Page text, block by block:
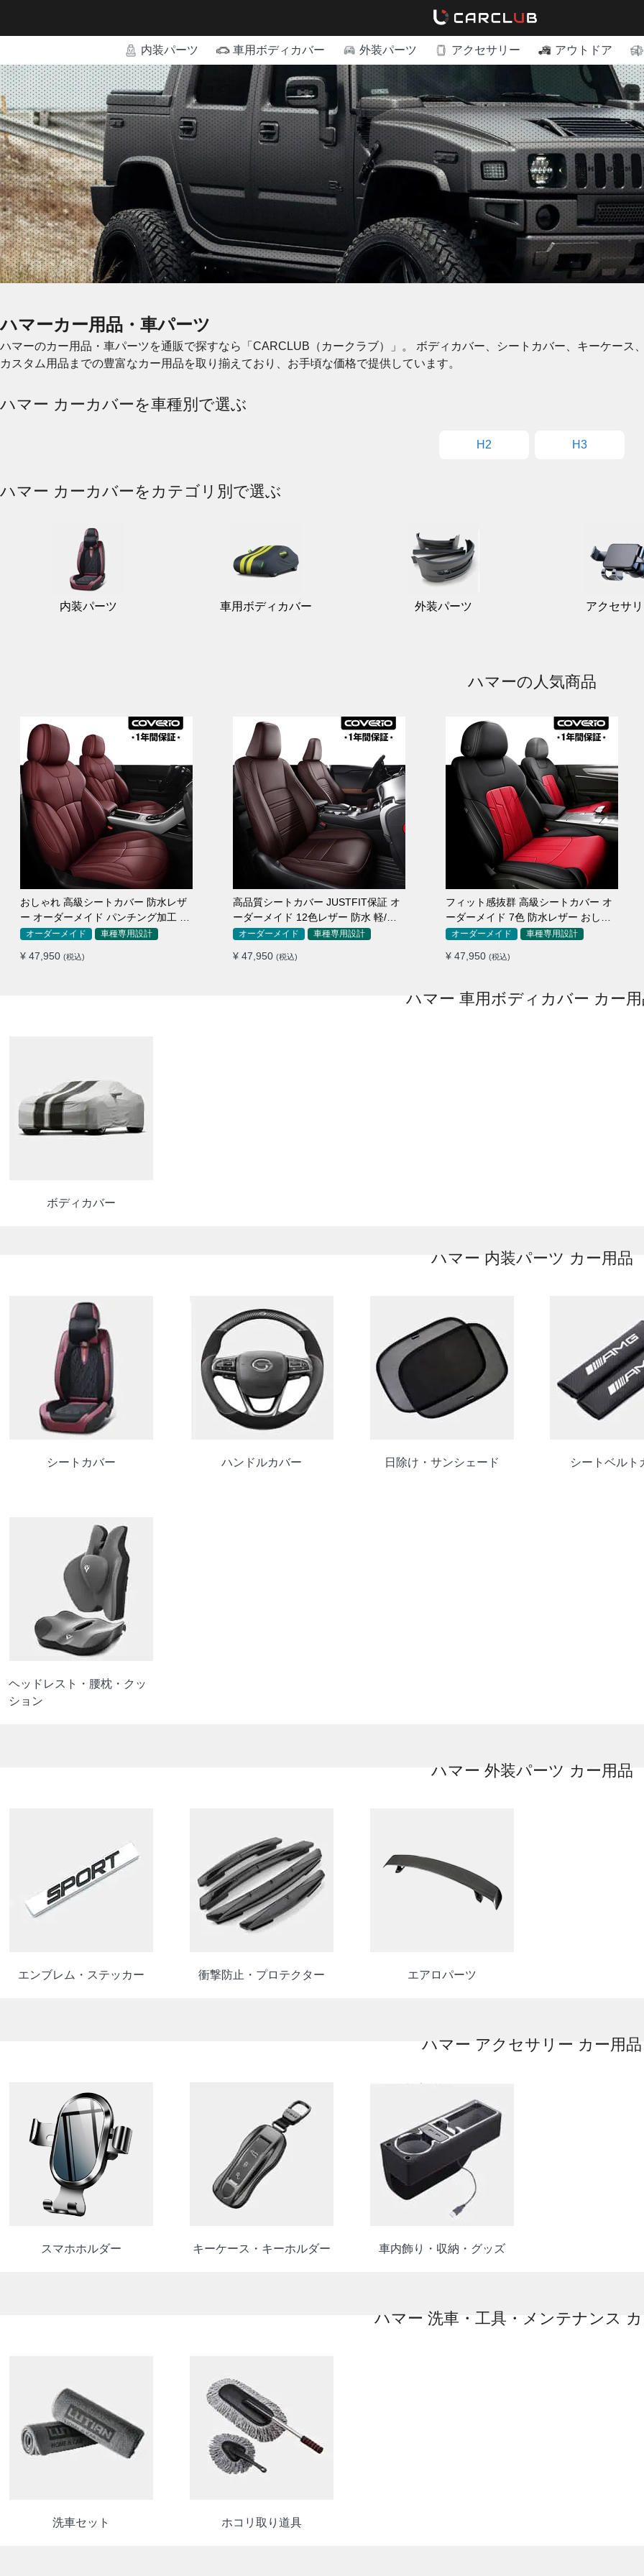
内装パーツ 車用ボディカバー 外装パーツ アクセサリー アウトドア
ハマーカー用品・車パーツ
ハマーのカー用品・車パーツを通販で探すなら「CARCLUB（カークラブ）」。 ボディカバー、シートカバー、キーケー
カスタム用品までの豊富なカー用品を取り揃えており、お手頃な価格で提供しています。
ハマー カーカバーを車種別で選ぶ
H2 H3
ハマー カーカバーをカテゴリ別で選ぶ
内装パーツ 車用ボディカバー 外装パーツ アクセサ
ハマーの人気商品
おしゃれ 高級シートカバー 防水レザ
ー オーダーメイド パンチング加工 9
色 全席セット
オーダーメイド 車種専用設計
¥ 47,950 (税込)
高品質シートカバー JUSTFIT保証 オ
ーダーメイド 12色レザー 防水 軽/普
自動車 SUV
オーダーメイド 車種専用設計
¥ 47,950 (税込)
フィット感抜群 高級シートカバー オ
ーダーメイド 7色 防水レザー おしゃ
れ 全席セット
オーダーメイド 車種専用設計
¥ 47,950 (税込)
ハマー 車用ボディカバー カー
ボディカバー
ハマー 内装パーツ カー用品
シートカバー ハンドルカバー 日除け・サンシェード シートベルト
ヘッドレスト・腰枕・クッ
ション
ハマー 外装パーツ カー用品
エンブレム・ステッカー 衝撃防止・プロテクター エアロパーツ
ハマー アクセサリー カー用品
スマホホルダー キーケース・キーホルダー 車内飾り・収納・グッズ
ハマー 洗車・工具・メンテナンス
洗車セット ホコリ取り道具